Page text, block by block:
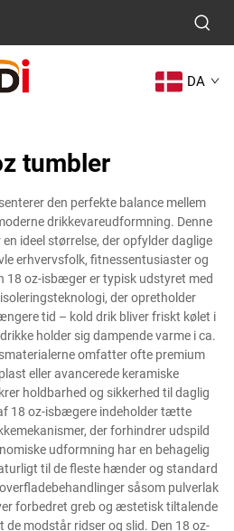
DA
tumbler
den perfekte balance mellem
drikkevareudformning. Denne
ideel størrelse, der opfylder daglige
erhvervsfolk, fitnessentusiaster og
18 oz-isbæger er typisk udstyret med
der opretholder
tid – kold drik bliver friskt kølet i
holder sig dampende varme i ca.
omfatter ofte premium
eller avancerede keramiske
holdbarhed og sikkerhed til daglig
18 oz-isbægere indeholder tætte
der forhindrer udspild
udformning har en behagelig
til de fleste hænder og standard
såsom pulverlak
forbedret greb og æstetisk tiltalende
de modstår ridser og slid. Den 18 oz-